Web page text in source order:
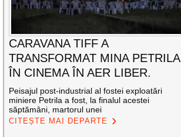
CARAVANA TIFF A
TRANSFORMAT MINA PETRILA
ÎN CINEMA ÎN AER LIBER.
Peisajul post-industrial al fostei exploatări
miniere Petrila a fost, la finalul acestei
săptămâni, martorul unei
CITEȘTE MAI DEPARTE